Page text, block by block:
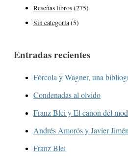
Reseñas libros(275)
Sin categoría(5)
Entradas recientes
Fórcola y Wagner, una
Condenadas al olvido
Franz Blei y El canon del
Andrés Amorós y Javier
Franz Blei